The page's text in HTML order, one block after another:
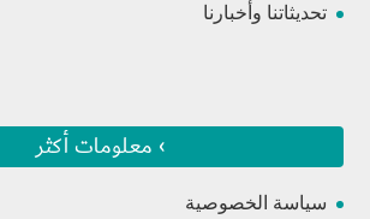
تحديثاتنا وأخبارنا
› معلومات أكثر
سياسة الخصوصية